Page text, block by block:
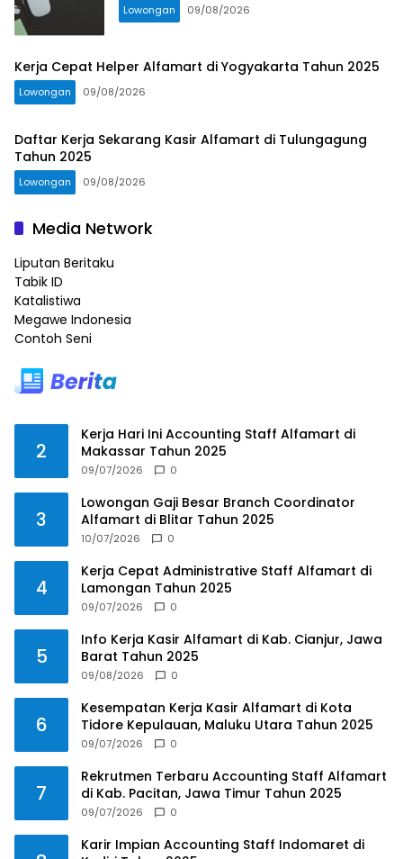
Lowongan 09/08/2026
Kerja Cepat Helper Alfamart di Yogyakarta Tahun 2025
Lowongan 09/08/2026
Daftar Kerja Sekarang Kasir Alfamart di Tulungagung
Tahun 2025
Lowongan 09/08/2026
Media Network
Liputan Beritaku
Tabik ID
Katalistiwa
Megawe Indonesia
Contoh Seni
2
Kerja Hari Ini Accounting Staff Alfamart di
Makassar Tahun 2025
09/07/2026 0
3
Lowongan Gaji Besar Branch Coordinator
Alfamart di Blitar Tahun 2025
10/07/2026 0
4
Kerja Cepat Administrative Staff Alfamart di
Lamongan Tahun 2025
09/07/2026 0
5
Info Kerja Kasir Alfamart di Kab. Cianjur, Jawa
Barat Tahun 2025
09/08/2026 0
6
Kesempatan Kerja Kasir Alfamart di Kota
Tidore Kepulauan, Maluku Utara Tahun 2025
09/07/2026 0
7
Rekrutmen Terbaru Accounting Staff Alfamart
di Kab. Pacitan, Jawa Timur Tahun 2025
09/07/2026 0
Karir Impian Accounting Staff Indomaret di